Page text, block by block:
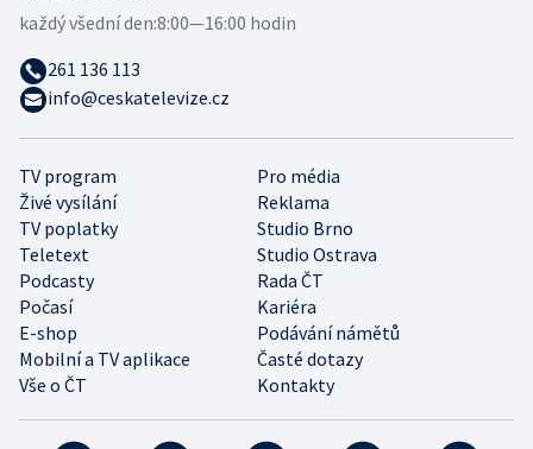
TV program
Pro média
Živé vysílání
Reklama
TV poplatky
Studio Brno
Teletext
Studio Ostrava
Podcasty
Rada ČT
Počasí
Kariéra
E-shop
Podávání námětů
Mobilní a TV aplikace
Časté dotazy
Vše o ČT
Kontakty
každý všední den:8:00—16:00 hodin
261 136 113
info@ceskatelevize.cz